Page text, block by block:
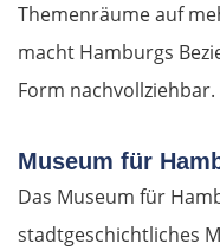
Themenräume auf
macht Hamburgs
Form nachvollziehbar.
Museum für
Das Museum für
stadtgeschichtliches